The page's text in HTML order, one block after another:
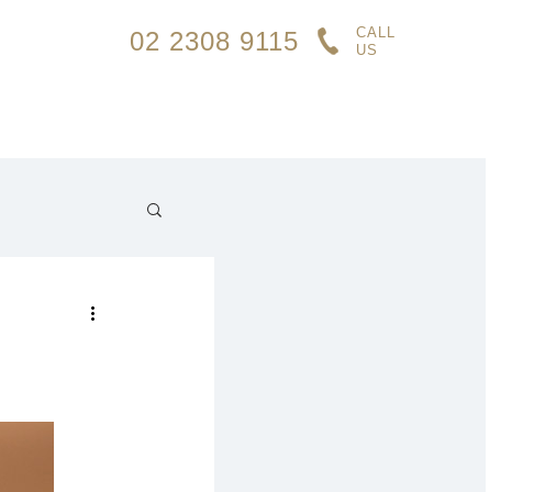
02 2308 9115
CALL
US